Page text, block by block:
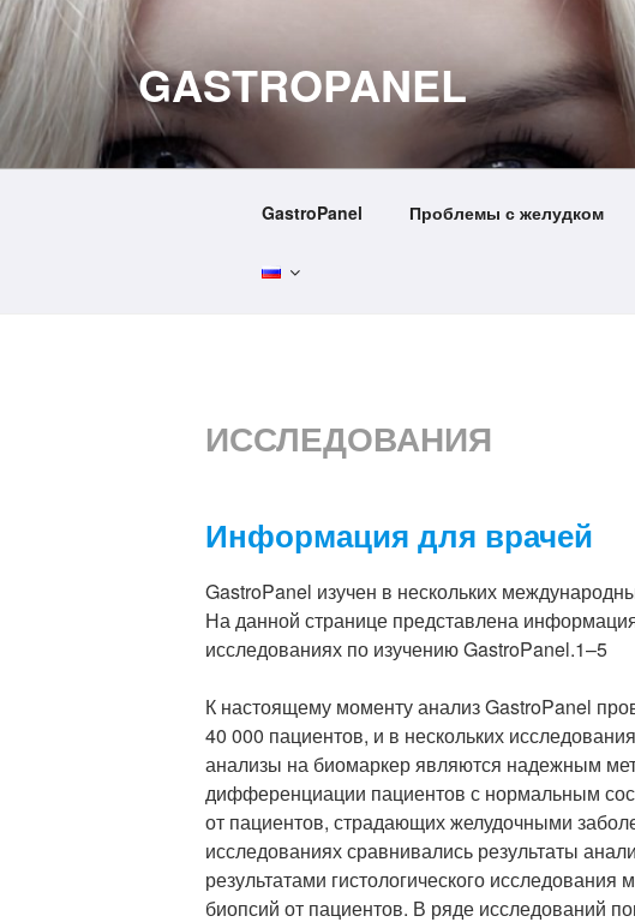
Перейти
к
содержимому
GASTROPANEL
GastroPanel Проблемы с желудком
ИССЛЕДОВАНИЯ
Информация для врачей
GastroPanel изучен в нескольких
На данной странице представлена
исследованиях по изучению GastroPanel.1–5
К настоящему моменту анализ GastroPanel
40 000 пациентов, и в нескольких
анализы на биомаркер являются надежным
дифференциации пациентов с нормальным
от пациентов, страдающих желудочными
исследованиях сравнивались результаты
результатами гистологического исследования
биопсий от пациентов. В ряде исследований